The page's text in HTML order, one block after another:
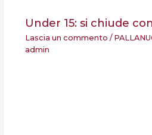
Under 15: si chiude
Lascia un commento /
admin